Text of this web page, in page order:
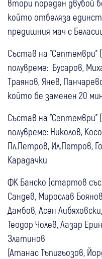
втори пореден двубой
който отбеляза
предишния мач с
Състав на "Септември"
полувреме: Бусаров,
Траянов, Янев,
който бе заменен 20
Състав на
полувреме: Николов,
Пл.Петров, Ил.Петров,
Карадачки
ФК Банско (стартов
Сандев, Мирослав
Дамбов, Асен
Теодор Чолев, Лазар
Златинов
(Атанас Тъпигьозов,